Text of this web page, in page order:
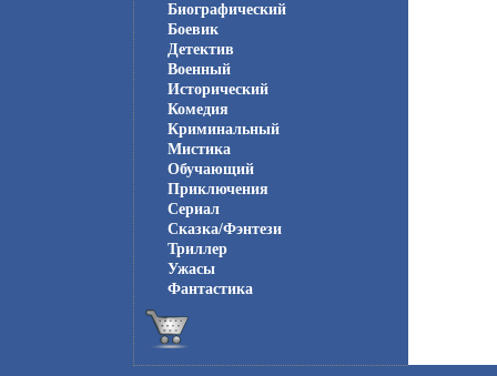
Биографический
Боевик
Детектив
Военный
Исторический
Комедия
Криминальный
Мистика
Обучающий
Приключения
Сериал
Сказка/Фэнтези
Триллер
Ужасы
Фантастика